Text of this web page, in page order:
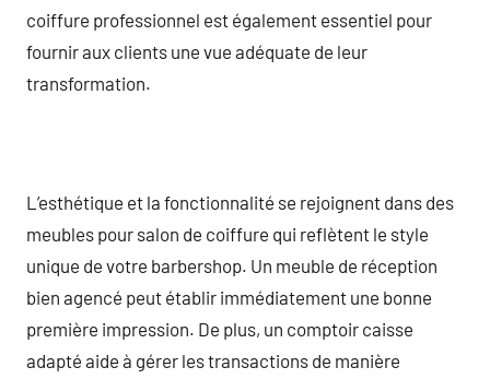
coiffure professionnel est également essentiel pour
fournir aux clients une vue adéquate de leur
transformation.
L’esthétique et la fonctionnalité se rejoignent dans des
meubles pour salon de coiffure qui reflètent le style
unique de votre barbershop. Un meuble de réception
bien agencé peut établir immédiatement une bonne
première impression. De plus, un comptoir caisse
adapté aide à gérer les transactions de manière